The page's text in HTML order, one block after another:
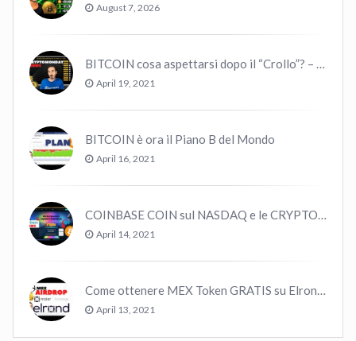
August 7, 2026
BITCOIN cosa aspettarsi dopo il “Crollo”? – CryptoMonday NEWS w16/’21
April 19, 2021
BITCOIN è ora il Piano B del Mondo
April 16, 2021
COINBASE COIN sul NASDAQ e le CRYPTO volano!
April 14, 2021
Come ottenere MEX Token GRATIS su Elrond ?
April 13, 2021